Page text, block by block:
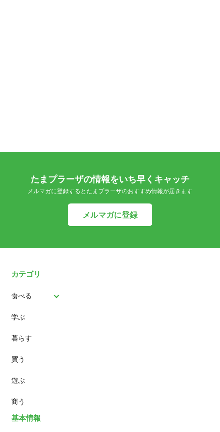
たまプラーザの情報をいち早くキャッチ
メルマガに登録するとたまプラーザのおすすめ情報が届きます
メルマガに登録
カテゴリ
食べる
パン
スイーツ
ランチ
カフェ
学ぶ
暮らす
買う
遊ぶ
商う
基本情報